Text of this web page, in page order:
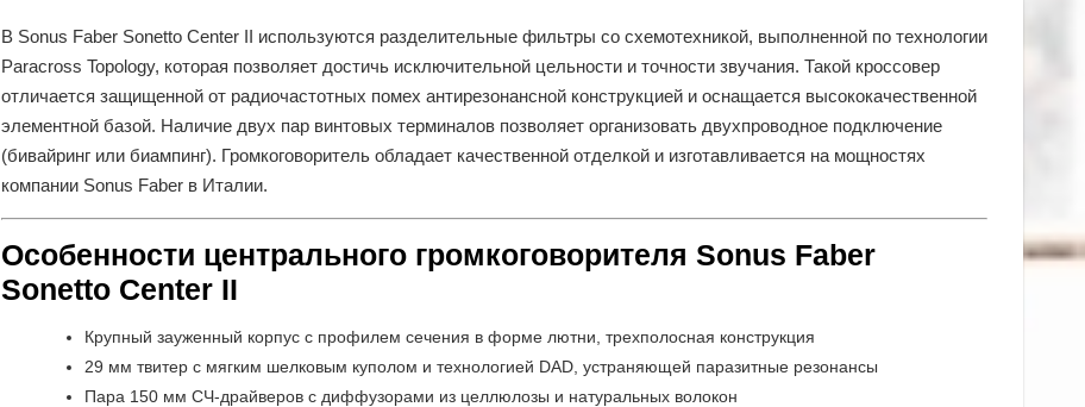
В Sonus Faber Sonetto Center II используются разделительные фильтры со схемотехникой, выполненной по технологии
Paracross Topology, которая позволяет достичь исключительной цельности и точности звучания. Такой кроссовер
отличается защищенной от радиочастотных помех антирезонансной конструкцией и оснащается высококачественной
элементной базой. Наличие двух пар винтовых терминалов позволяет организовать двухпроводное подключение
(бивайринг или биампинг). Громкоговоритель обладает качественной отделкой и изготавливается на мощностях
компании Sonus Faber в Италии.
Особенности центрального громкоговорителя Sonus Faber
Sonetto Center II
Крупный зауженный корпус с профилем сечения в форме лютни, трехполосная конструкция
29 мм твитер с мягким шелковым куполом и технологией DAD, устраняющей паразитные резонансы
Пара 150 мм СЧ-драйверов с диффузорами из целлюлозы и натуральных волокон